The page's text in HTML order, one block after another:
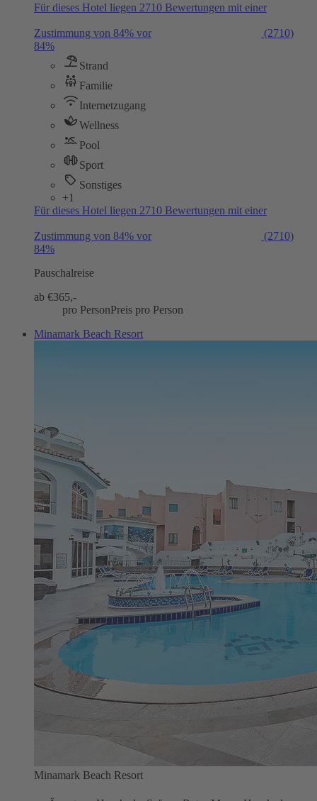
Für dieses Hotel liegen 2710 Bewertungen mit einer
Zustimmung von 84% vor
(2710)
84%
Strand
Familie
Internetzugang
Wellness
Pool
Sport
Sonstiges
+1
Für dieses Hotel liegen 2710 Bewertungen mit einer
Zustimmung von 84% vor
(2710)
84%
Pauschalreise
ab €365,-
pro PersonPreis pro Person
Minamark Beach Resort
Minamark Beach Resort